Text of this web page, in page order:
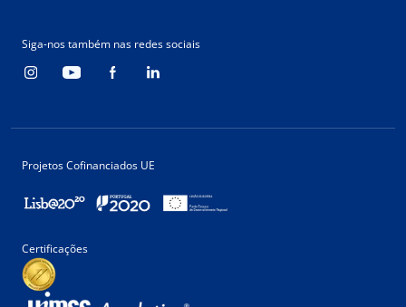
Siga-nos também nas redes sociais
Projetos Cofinanciados UE
Certificações